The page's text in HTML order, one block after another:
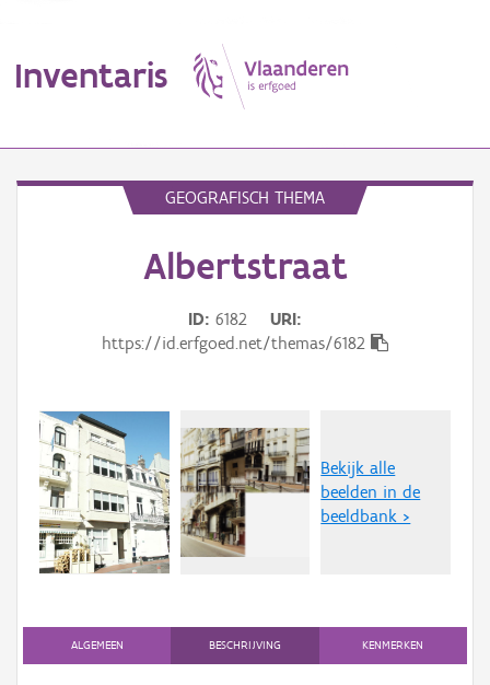
Inventaris
Thema
Gebeurtenis
Persoon of collectief
Downloads
Aanmelden
GEOGRAFISCH THEMA
Albertstraat
ID 6182
URI
https://id.erfgoed.net/themas/6182
Bekijk alle
beelden in de
beeldbank >
ALGEMEEN BESCHRIJVING KENMERKEN